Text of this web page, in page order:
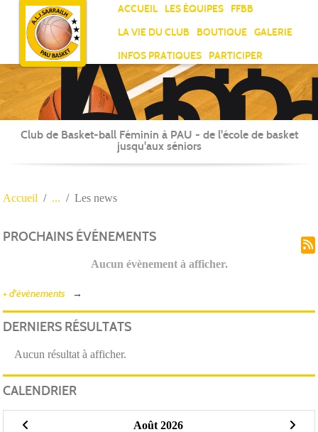
ACCUEIL LES ÉQUIPES
FFBB
LA VIE DU CLUB
BOUTIQUE
GALERIE
INFOS PRATIQUES
PARTICIPER
Club de Basket-ball Féminin à PAU - de l'école de basket
jusqu'aux séniors
Accueil Les news
PROCHAINS ÉVÉNEMENTS
Aucun évènement à afficher.
+ d'évènements
DERNIERS RÉSULTATS
Aucun résultat à afficher.
CALENDRIER
Août 2026
Panneau de gestion des cookies